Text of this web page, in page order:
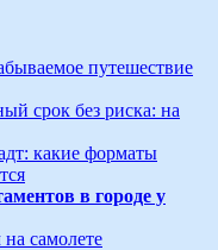
путешествие
срок без риска: на
какие форматы
в городе у
самолете